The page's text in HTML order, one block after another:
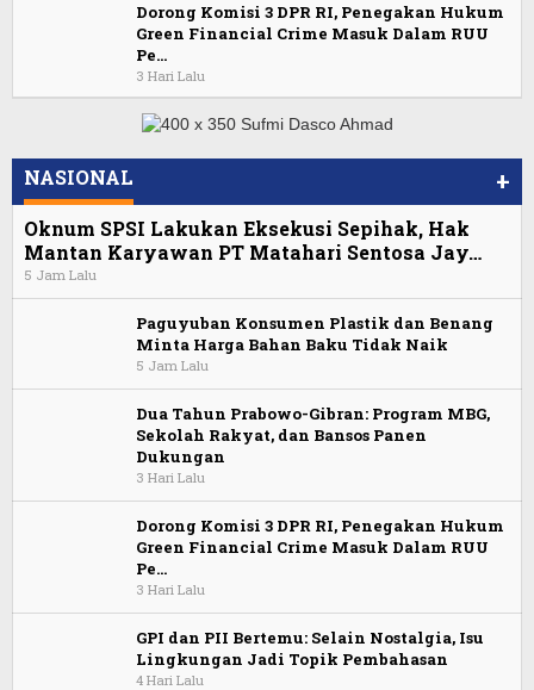
Dorong Komisi 3 DPR RI, Penegakan Hukum
Green Financial Crime Masuk Dalam RUU
Pe…
3 Hari Lalu
NASIONAL +
Oknum SPSI Lakukan Eksekusi Sepihak, Hak
Mantan Karyawan PT Matahari Sentosa Jay…
5 Jam Lalu
Paguyuban Konsumen Plastik dan Benang
Minta Harga Bahan Baku Tidak Naik
5 Jam Lalu
Dua Tahun Prabowo-Gibran: Program MBG,
Sekolah Rakyat, dan Bansos Panen
Dukungan
3 Hari Lalu
Dorong Komisi 3 DPR RI, Penegakan Hukum
Green Financial Crime Masuk Dalam RUU
Pe…
3 Hari Lalu
GPI dan PII Bertemu: Selain Nostalgia, Isu
Lingkungan Jadi Topik Pembahasan
4 Hari Lalu